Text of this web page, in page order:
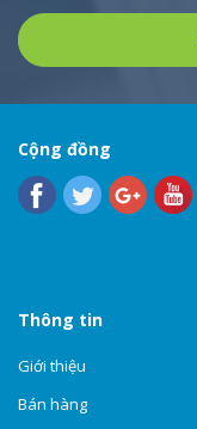
Cộng đồng
Thông tin
Giới thiệu
Bán hàng